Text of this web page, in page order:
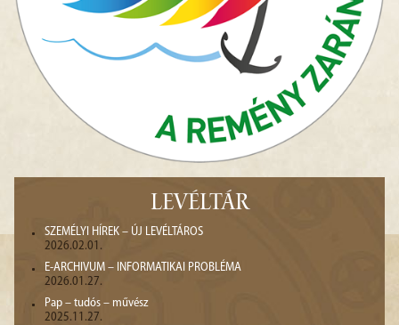
LEVÉLTÁR
SZEMÉLYI HÍREK – ÚJ LEVÉLTÁROS
2026.02.01.
E-ARCHIVUM – INFORMATIKAI PROBLÉMA
2026.01.27.
Pap – tudós – művész
2025.11.27.